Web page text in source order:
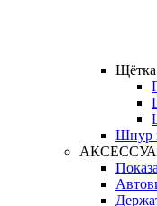
Щётка
Шнур